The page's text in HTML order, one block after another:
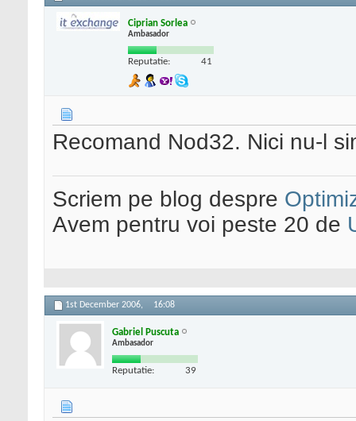
Ciprian Sorlea
Ambasador
Reputatie: 41
Recomand Nod32. Nici nu-l
Scriem pe blog despre
Avem pentru voi peste 20 de
1st December 2006, 16:08
Gabriel Puscuta
Ambasador
Reputatie: 39